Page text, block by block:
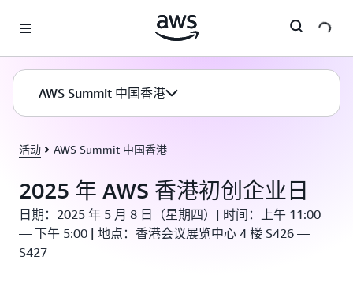
AWS Summit 中国香港
活动 AWS Summit 中国香港
2025 年 AWS 香港初创企业日
日期：2025 年 5 月 8 日（星期四）| 时间：上午 11:00
— 下午 5:00 | 地点：香港会议展览中心 4 楼 S426 —
S427